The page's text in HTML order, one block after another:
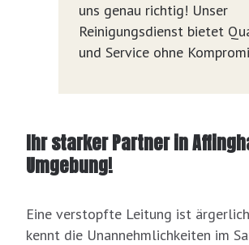
uns genau richtig! Unser
Reinigungsdienst bietet
und Service ohne
Ihr starker Partner in
Umgebung!
Eine verstopfte Leitung ist
kennt die Unannehmlichkeiten im